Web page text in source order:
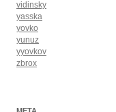
vidinsky
yasska
yovko
yunuz
yyovkov
zbrox